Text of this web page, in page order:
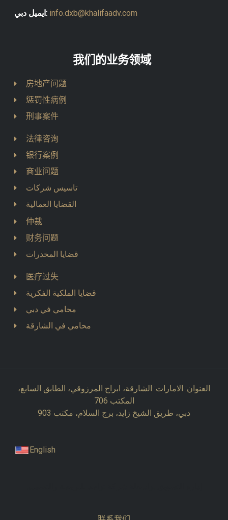
ايميل دبي: info.dxb@khalifaadv.com
我们的业务领域
房地产问题
惩罚性病例
刑事案件
法律咨询
银行案例
商业问题
تاسيس شركات
القضايا العمالية
仲裁
财务问题
قضايا المخدرات
医疗过失
قضايا الملكية الفكرية
محامي في دبي
محامي في الشارقة
العنوان: الامارات: الشارقة، ابراج المرزوقي، الطابق السابع،
المكتب 706
دبي، طريق الشيخ زايد، برج السلام، مكتب 903
English